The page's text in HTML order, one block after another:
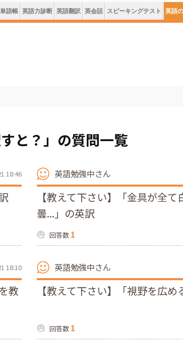
語帳 英語力診断 英語翻訳 英会話 スピーキングテスト 英語
すと？」の質問一覧
18:46 英語勉強中さん
【教えて下さい】「金具が全て
曇...」の英訳
回答数 1
18:10
教
英語勉強中さん
【教えて下さい】「視野を広め
回答数 1